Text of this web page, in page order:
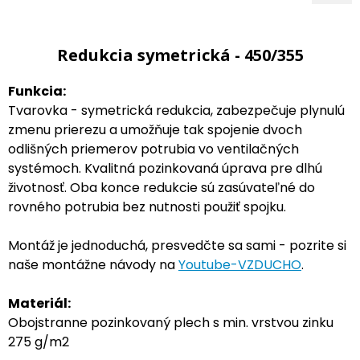
Redukcia symetrická - 450/355
Funkcia:
Tvarovka - symetrická redukcia, zabezpečuje plynulú
zmenu prierezu a umožňuje tak spojenie dvoch
odlišných priemerov potrubia vo ventilačných
systémoch. Kvalitná pozinkovaná úprava pre dlhú
životnosť. Oba konce redukcie sú zasúvateľné do
rovného potrubia bez nutnosti použiť spojku.
Montáž je jednoduchá, presvedčte sa sami - pozrite si
naše montážne návody naYoutube-VZDUCHO.
Materiál:
Obojstranne pozinkovaný plech s min. vrstvou zinku
275 g/m2